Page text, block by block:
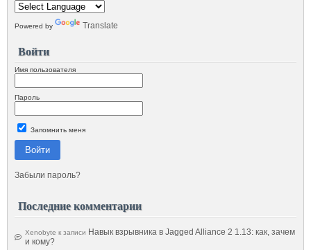
Powered by Translate
Войти
Имя пользователя
Пароль
Запомнить меня
Войти
Забыли пароль?
Последние комментарии
Xenobyte к записи Навык взрывника в Jagged Alliance 2 1.13: как, зачем
и кому?